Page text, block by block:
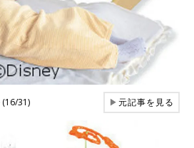
(16/31) ▶元記事を見る